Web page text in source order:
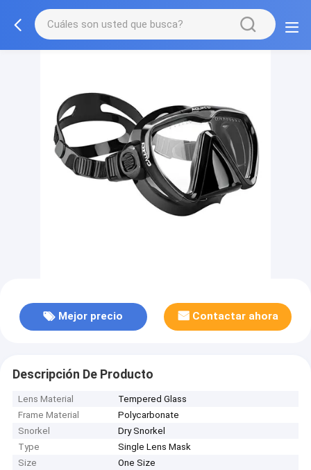
Mejor precio Contactar ahora
Descripción De Producto
Lens Material
Tempered Glass
Frame Material
Polycarbonate
Snorkel
Dry Snorkel
Type
Single Lens Mask
Size
One Size